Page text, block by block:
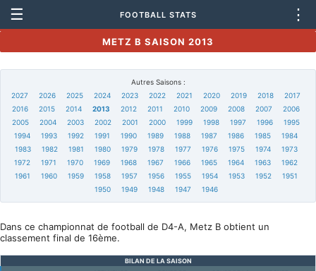
☰ FOOTBALL STATS ⋮
METZ B SAISON 2013
Autres Saisons :
2027
2026 2025 2024 2023 2022 2021 2020 2019 2018
2017
2016
2015 2014 2013 2012 2011 2010 2009 2008 2007
2006
2005
2004 2003 2002 2001 2000 1999 1998 1997 1996
1995
1994
1993 1992 1991 1990 1989 1988 1987 1986 1985
1984
1983
1982 1981 1980 1979 1978 1977 1976 1975 1974
1973
1972
1971 1970 1969 1968 1967 1966 1965 1964 1963
1962
1961
1960 1959 1958 1957 1956 1955 1954 1953 1952
1951
1950
1949 1948 1947 1946
Dans ce championnat de football de D4-A, Metz B obtient un
classement final de 16ème.
BILAN DE LA SAISON